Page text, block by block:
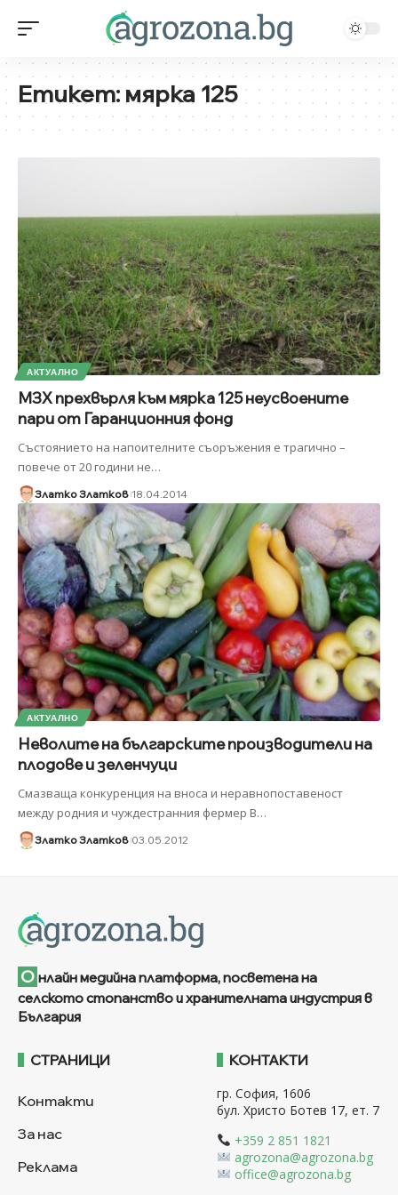
Етикет:мярка 125
АКТУАЛНО
МЗХ прехвърля към мярка 125 неусвоените
пари от Гаранционния фонд
Състоянието на напоителните съоръжения е трагично –
повече от 20 години не…
Златко Златков 18.04.2014
АКТУАЛНО
Неволите на българските производители на
плодове и зеленчуци
Смазваща конкуренция на вноса и неравнопоставеност
между родния и чуждестранния фермер В…
Златко Златков 03.05.2012
О нлайн медийна платформа, посветена на
селското стопанство и хранителната индустрия в
България
СТРАНИЦИ
Контакти
За нас
Реклама
КОНТАКТИ
гр. София, 1606
бул. Христо Ботев 17, ет. 7
+359 2 851 1821
agrozona@agrozona.bg
office@agrozona.bg